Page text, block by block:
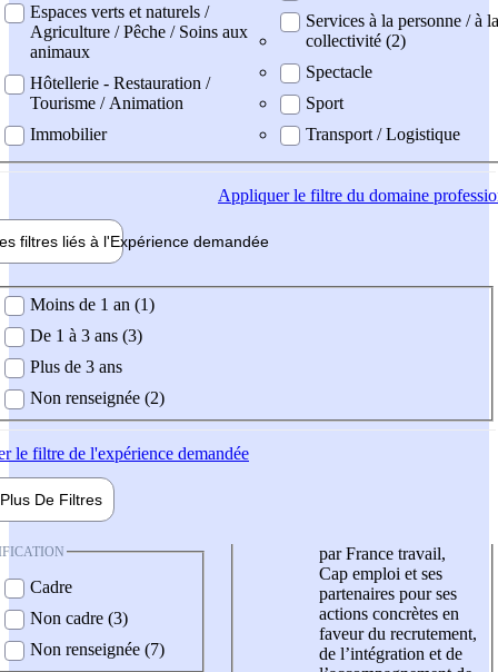
Espaces verts et naturels /
Agriculture / Pêche / Soins aux
animaux
Hôtellerie - Restauration /
Tourisme / Animation
Immobilier
Services à la personne / à la
collectivité (2)
Spectacle
Sport
Transport / Logistique
Appliquerle filtre du domaine
filtres liés à l'Expérience demandée
demandée
Moins de 1 an (1)
De 1 à 3 ans (3)
Plus de 3 ans
Non renseignée (2)
le filtre de l'expérience demandée
Plus De Filtres
Cadre
Non cadre (3)
Non renseignée (7)
par France travail,
Cap emploi et ses
partenaires pour ses
actions concrètes en
faveur du recrutement,
de l’intégration et de